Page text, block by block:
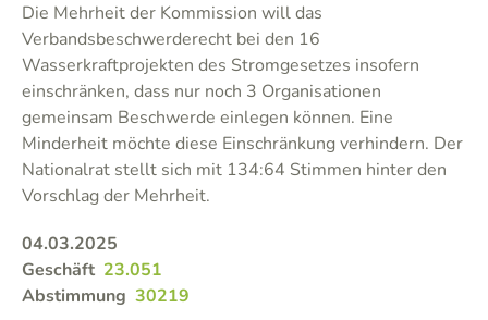
Die Mehrheit der Kommission will das
Verbandsbeschwerderecht bei den 16
Wasserkraftprojekten des Stromgesetzes insofern
einschränken, dass nur noch 3 Organisationen
gemeinsam Beschwerde einlegen können. Eine
Minderheit möchte diese Einschränkung verhindern. Der
Nationalrat stellt sich mit 134:64 Stimmen hinter den
Vorschlag der Mehrheit.
04.03.2025
Geschäft 23.051
Abstimmung 30219